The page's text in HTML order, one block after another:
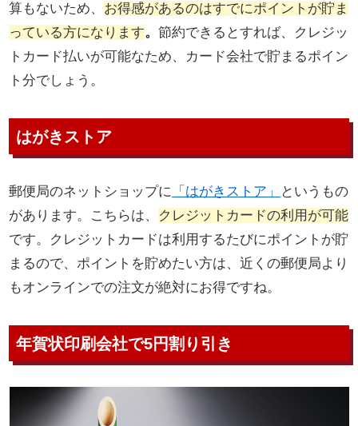
算もないため、 お得感があるのはすでにポイントが貯ま
っている方になります。節約できるとすれば、クレジッ
トカード払いが可能なため、カード会社で貯まるポイン
ト分でしょう。
はがきストア
郵便局のネットショップに 「はがきストア」
というもの
があります。こちらは、 クレジットカードの利用が可能
です。クレジットカードは利用するたびにポイントが貯
まるので、ポイントを貯めたい方は、近くの郵便局より
もオンラインでの注文が絶対にお得ですね。
年賀状印刷会社で5円割り引き